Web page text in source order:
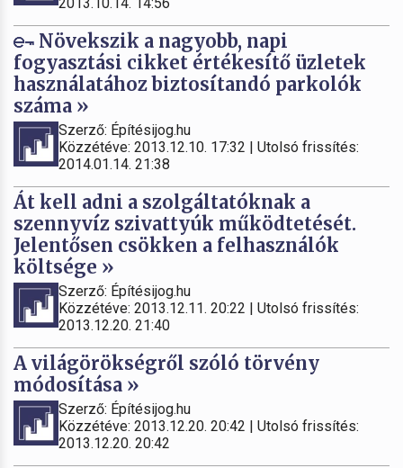
Növekszik a nagyobb, napi
fogyasztási cikket értékesítő üzletek
használatához biztosítandó parkolók
száma »
Szerző: Építésijog.hu
Közzétéve: 2013.12.10. 17:32 | Utolsó frissítés:
2014.01.14. 21:38
Át kell adni a szolgáltatóknak a
szennyvíz szivattyúk működtetését.
Jelentősen csökken a felhasználók
költsége »
Szerző: Építésijog.hu
Közzétéve: 2013.12.11. 20:22 | Utolsó frissítés:
2013.12.20. 21:40
A világörökségről szóló törvény
módosítása »
Szerző: Építésijog.hu
Közzétéve: 2013.12.20. 20:42 | Utolsó frissítés:
2013.12.20. 20:42